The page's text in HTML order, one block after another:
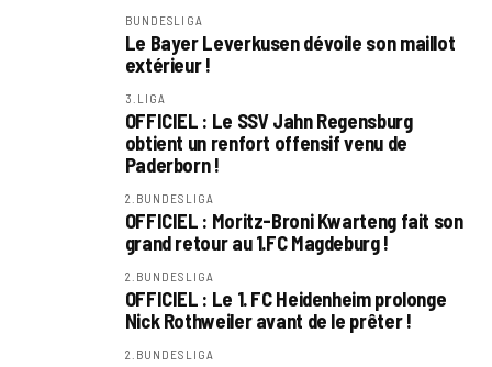
BUNDESLIGA
Le Bayer Leverkusen dévoile son maillot
extérieur !
3.LIGA
OFFICIEL : Le SSV Jahn Regensburg
obtient un renfort offensif venu de
Paderborn !
2.BUNDESLIGA
OFFICIEL : Moritz-Broni Kwarteng fait son
grand retour au 1.FC Magdeburg !
2.BUNDESLIGA
OFFICIEL : Le 1. FC Heidenheim prolonge
Nick Rothweiler avant de le prêter !
2.BUNDESLIGA